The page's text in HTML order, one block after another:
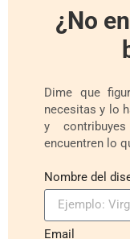
¿No
Dime que
necesitas y lo
y
encuentren lo
Nombre del
Email